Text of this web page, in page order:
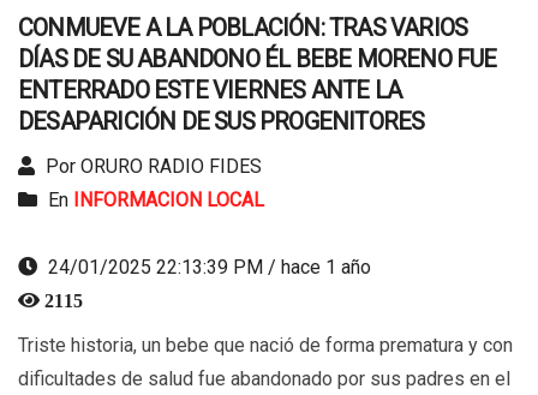
CONMUEVE A LA POBLACIÓN: TRAS VARIOS
DÍAS DE SU ABANDONO ÉL BEBE MORENO FUE
ENTERRADO ESTE VIERNES ANTE LA
DESAPARICIÓN DE SUS PROGENITORES
Por ORURO RADIO FIDES
En INFORMACION LOCAL
24/01/2025 22:13:39 PM / hace 1 año
2115
Triste historia, un bebe que nació de forma prematura y con
dificultades de salud fue abandonado por sus padres en el